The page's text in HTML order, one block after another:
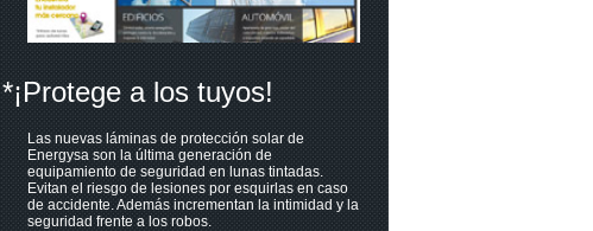
*¡Protege a los tuyos!
Las nuevas láminas de protección solar de
Energysa son la última generación de
equipamiento de seguridad en lunas tintadas.
Evitan el riesgo de lesiones por esquirlas en caso
de accidente. Además incrementan la intimidad y la
seguridad frente a los robos.